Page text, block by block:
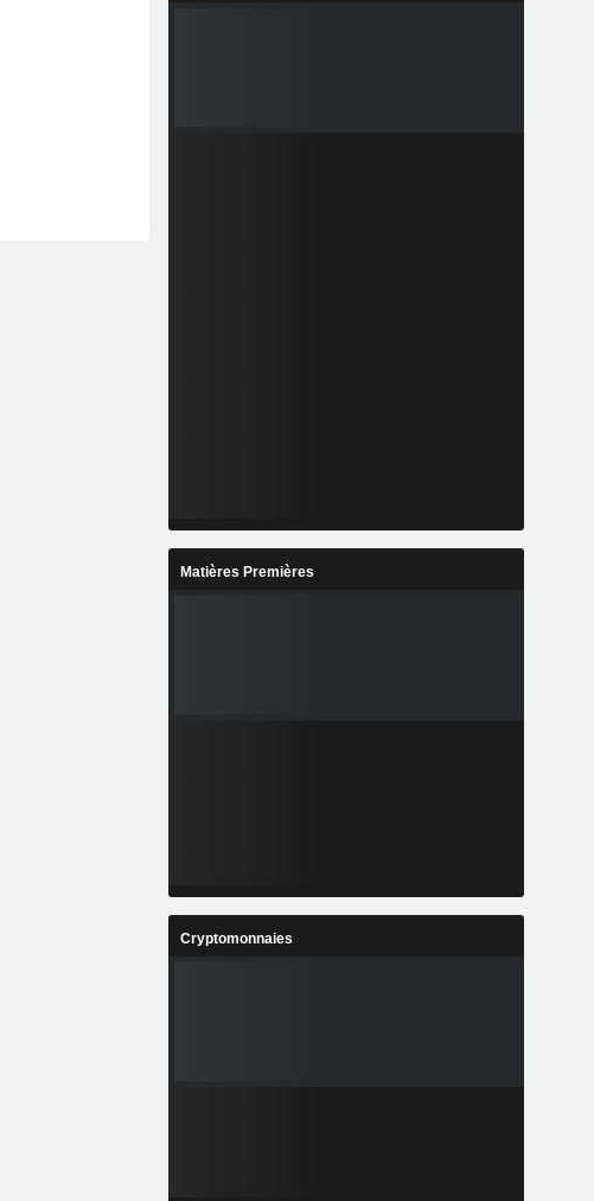
Matières Premières
Cryptomonnaies